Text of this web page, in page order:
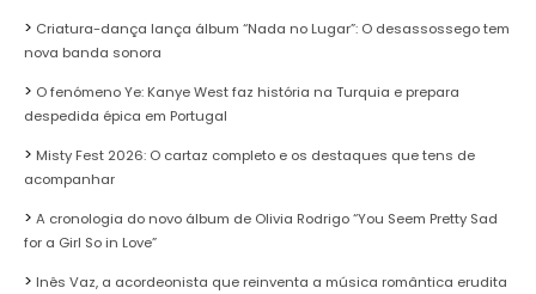
Criatura-dança lança álbum “Nada no Lugar”: O desassossego tem
nova banda sonora
O fenómeno Ye: Kanye West faz história na Turquia e prepara
despedida épica em Portugal
Misty Fest 2026: O cartaz completo e os destaques que tens de
acompanhar
A cronologia do novo álbum de Olivia Rodrigo “You Seem Pretty Sad
for a Girl So in Love”
Inês Vaz, a acordeonista que reinventa a música romântica erudita